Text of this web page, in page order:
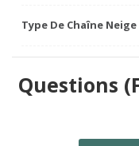
Type De Chaîne Neige
Questions